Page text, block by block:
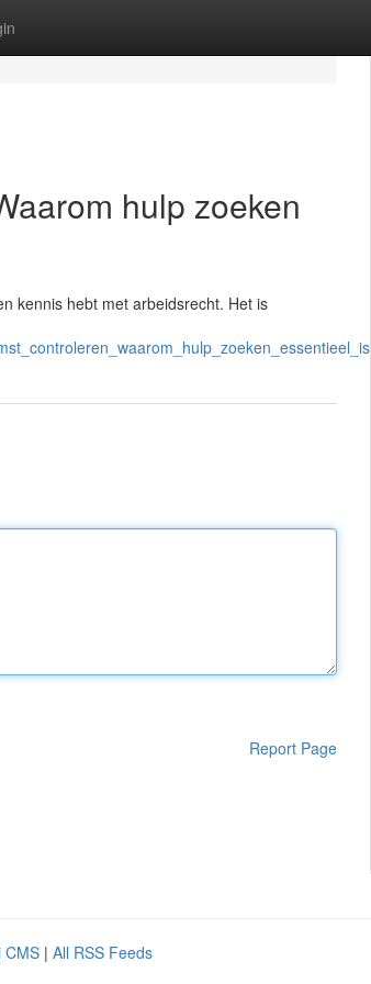
hulp zoeken
kennis hebt met arbeidsrecht. Het is
Report Page
CMS | All RSS Feeds